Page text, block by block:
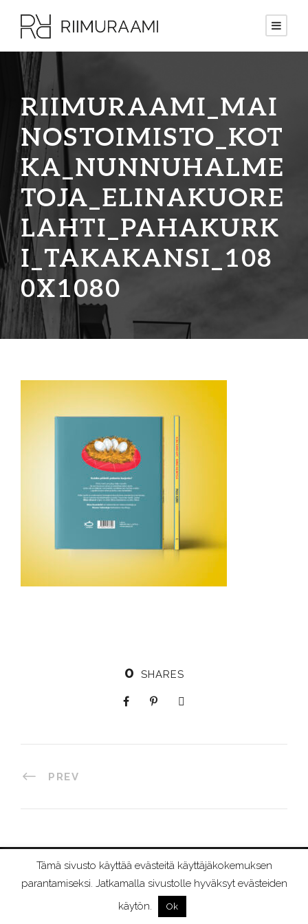
RIIMURAAMI_MAI
NOSTOIMISTO_KOT
KA_NUNNUHALME
TOJA_ELINAKUORE
LAHTI_PAHAKURK
I_TAKAKANSI_108
0X1080
0 SHARES
PREV
©2026 RIIMURAAMI
Tämä sivusto käyttää evästeitä käyttäjäkokemuksen
parantamiseksi. Jatkamalla sivustolle hyväksyt evästeiden
käytön.
Ok